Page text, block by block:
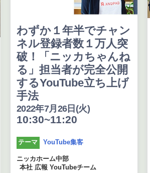
わずか１年半でチャン
ネル登録者数１万人突
破！「ニッカちゃんね
る」担当者が完全公開
するYouTube立ち上げ
手法
2022年7月26日(火)
10:30~11:20
テーマ YouTube集客
ニッカホーム中部
本社 広報 YouTubeチーム